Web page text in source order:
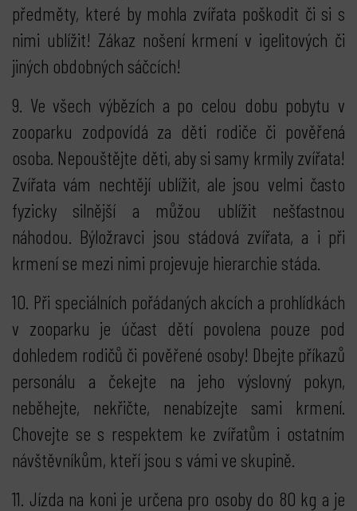
předměty, které by mohla zvířata poškodit či si s
nimi ublížit! Zákaz nošení krmení v igelitových či
jiných obdobných sáčcích!
9. Ve všech výbězích a po celou dobu pobytu v
zooparku zodpovídá za děti rodiče či pověřená
osoba. Nepouštějte děti, aby si samy krmily zvířata!
Zvířata vám nechtějí ublížit, ale jsou velmi často
fyzicky silnější a můžou ublížit nešťastnou
náhodou. Býložravci jsou stádová zvířata, a i při
krmení se mezi nimi projevuje hierarchie stáda.
10. Při speciálních pořádaných akcích a prohlídkách
v zooparku je účast dětí povolena pouze pod
dohledem rodičů či pověřené osoby! Dbejte příkazů
personálu a čekejte na jeho výslovný pokyn,
neběhejte, nekřičte, nenabízejte sami krmení.
Chovejte se s respektem ke zvířatům i ostatním
návštěvníkům, kteří jsou s vámi ve skupině.
11. Jízda na koni je určena pro osoby do 80 kg a je